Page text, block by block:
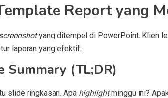
Report yang
screenshotyang ditempel di PowerPoint. Klien
laporan yang efektif:
Summary (TL;DR)
slide ringkasan. Apa highlightminggu ini?